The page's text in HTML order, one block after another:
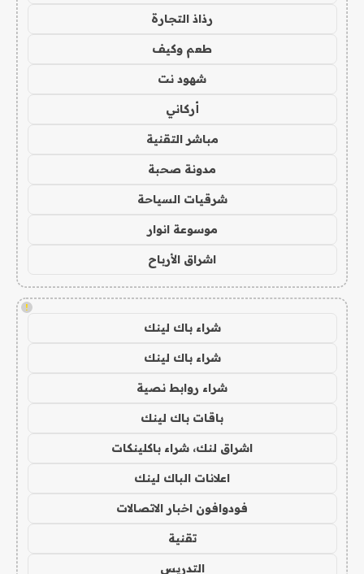
رذاذ التجارة
طعم وكيف
شهود نت
أركاني
مباشر التقنية
مدونة صحبة
شرقيات السياحة
موسوعة انوار
اشراق الأرباح
!
شراء باك لينك
شراء باك لينك
شراء روابط نصية
باقات باك لينك
اشراق لنك، شراء باكلينكات
اعلانات الباك لينك
فودوافون اخبار الاتصالات
تقنية
التدريس